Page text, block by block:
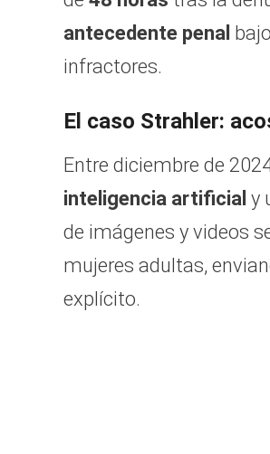
antecedente penal
infractores.
El caso Strahler:
Entre diciembre de
inteligencia artificial y
de imágenes y videos
mujeres adultas,
explícito.